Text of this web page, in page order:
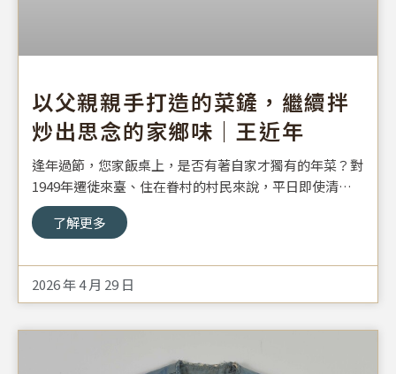
以父親親手打造的菜鏟，繼續拌
炒出思念的家鄉味｜王近年
逢年過節，您家飯桌上，是否有著自家才獨有的年菜？對
1949年遷徙來臺、住在眷村的村民來說，平日即使清貧
刻苦，過年依舊要好好慶祝一番，各家的特色年菜於是紛
紛登場。王近年祖籍安徽涇縣，父親王世祿早年於金陵兵
開始，於二年間陸續遷徙來臺，居住在君毅里的眷村中。
因為生活艱苦，每戶人家皆利用兵工廠的廢棄用料，加工
中，於他6歲之時（民42年），家中就有這些東西；圖中
這把菜鏟就是由王近年先生的父親，親手打造製成。
了解更多
2026 年 4 月 29 日